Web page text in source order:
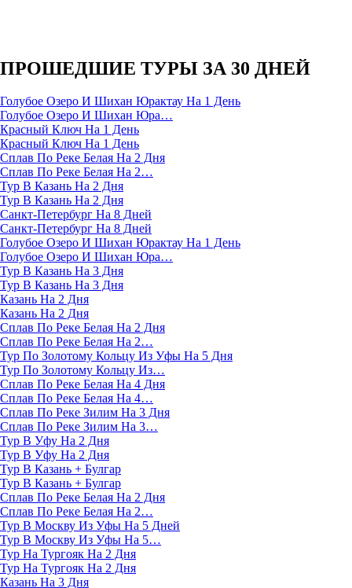
ПРОШЕДШИЕ ТУРЫ ЗА 30 ДНЕЙ
Голубое Озеро И Шихан Юрактау На 1 День
Голубое Озеро И Шихан Юра…
Красный Ключ На 1 День
Красный Ключ На 1 День
Сплав По Реке Белая На 2 Дня
Сплав По Реке Белая На 2…
Тур В Казань На 2 Дня
Тур В Казань На 2 Дня
Санкт-Петербург На 8 Дней
Санкт-Петербург На 8 Дней
Голубое Озеро И Шихан Юрактау На 1 День
Голубое Озеро И Шихан Юра…
Тур В Казань На 3 Дня
Тур В Казань На 3 Дня
Казань На 2 Дня
Казань На 2 Дня
Сплав По Реке Белая На 2 Дня
Сплав По Реке Белая На 2…
Тур По Золотому Кольцу Из Уфы На 5 Дня
Тур По Золотому Кольцу Из…
Сплав По Реке Белая На 4 Дня
Сплав По Реке Белая На 4…
Сплав По Реке Зилим На 3 Дня
Сплав По Реке Зилим На 3…
Тур В Уфу На 2 Дня
Тур В Уфу На 2 Дня
Тур В Казань + Булгар
Тур В Казань + Булгар
Сплав По Реке Белая На 2 Дня
Сплав По Реке Белая На 2…
Тур В Москву Из Уфы На 5 Дней
Тур В Москву Из Уфы На 5…
Тур На Тургояк На 2 Дня
Тур На Тургояк На 2 Дня
Казань На 3 Дня